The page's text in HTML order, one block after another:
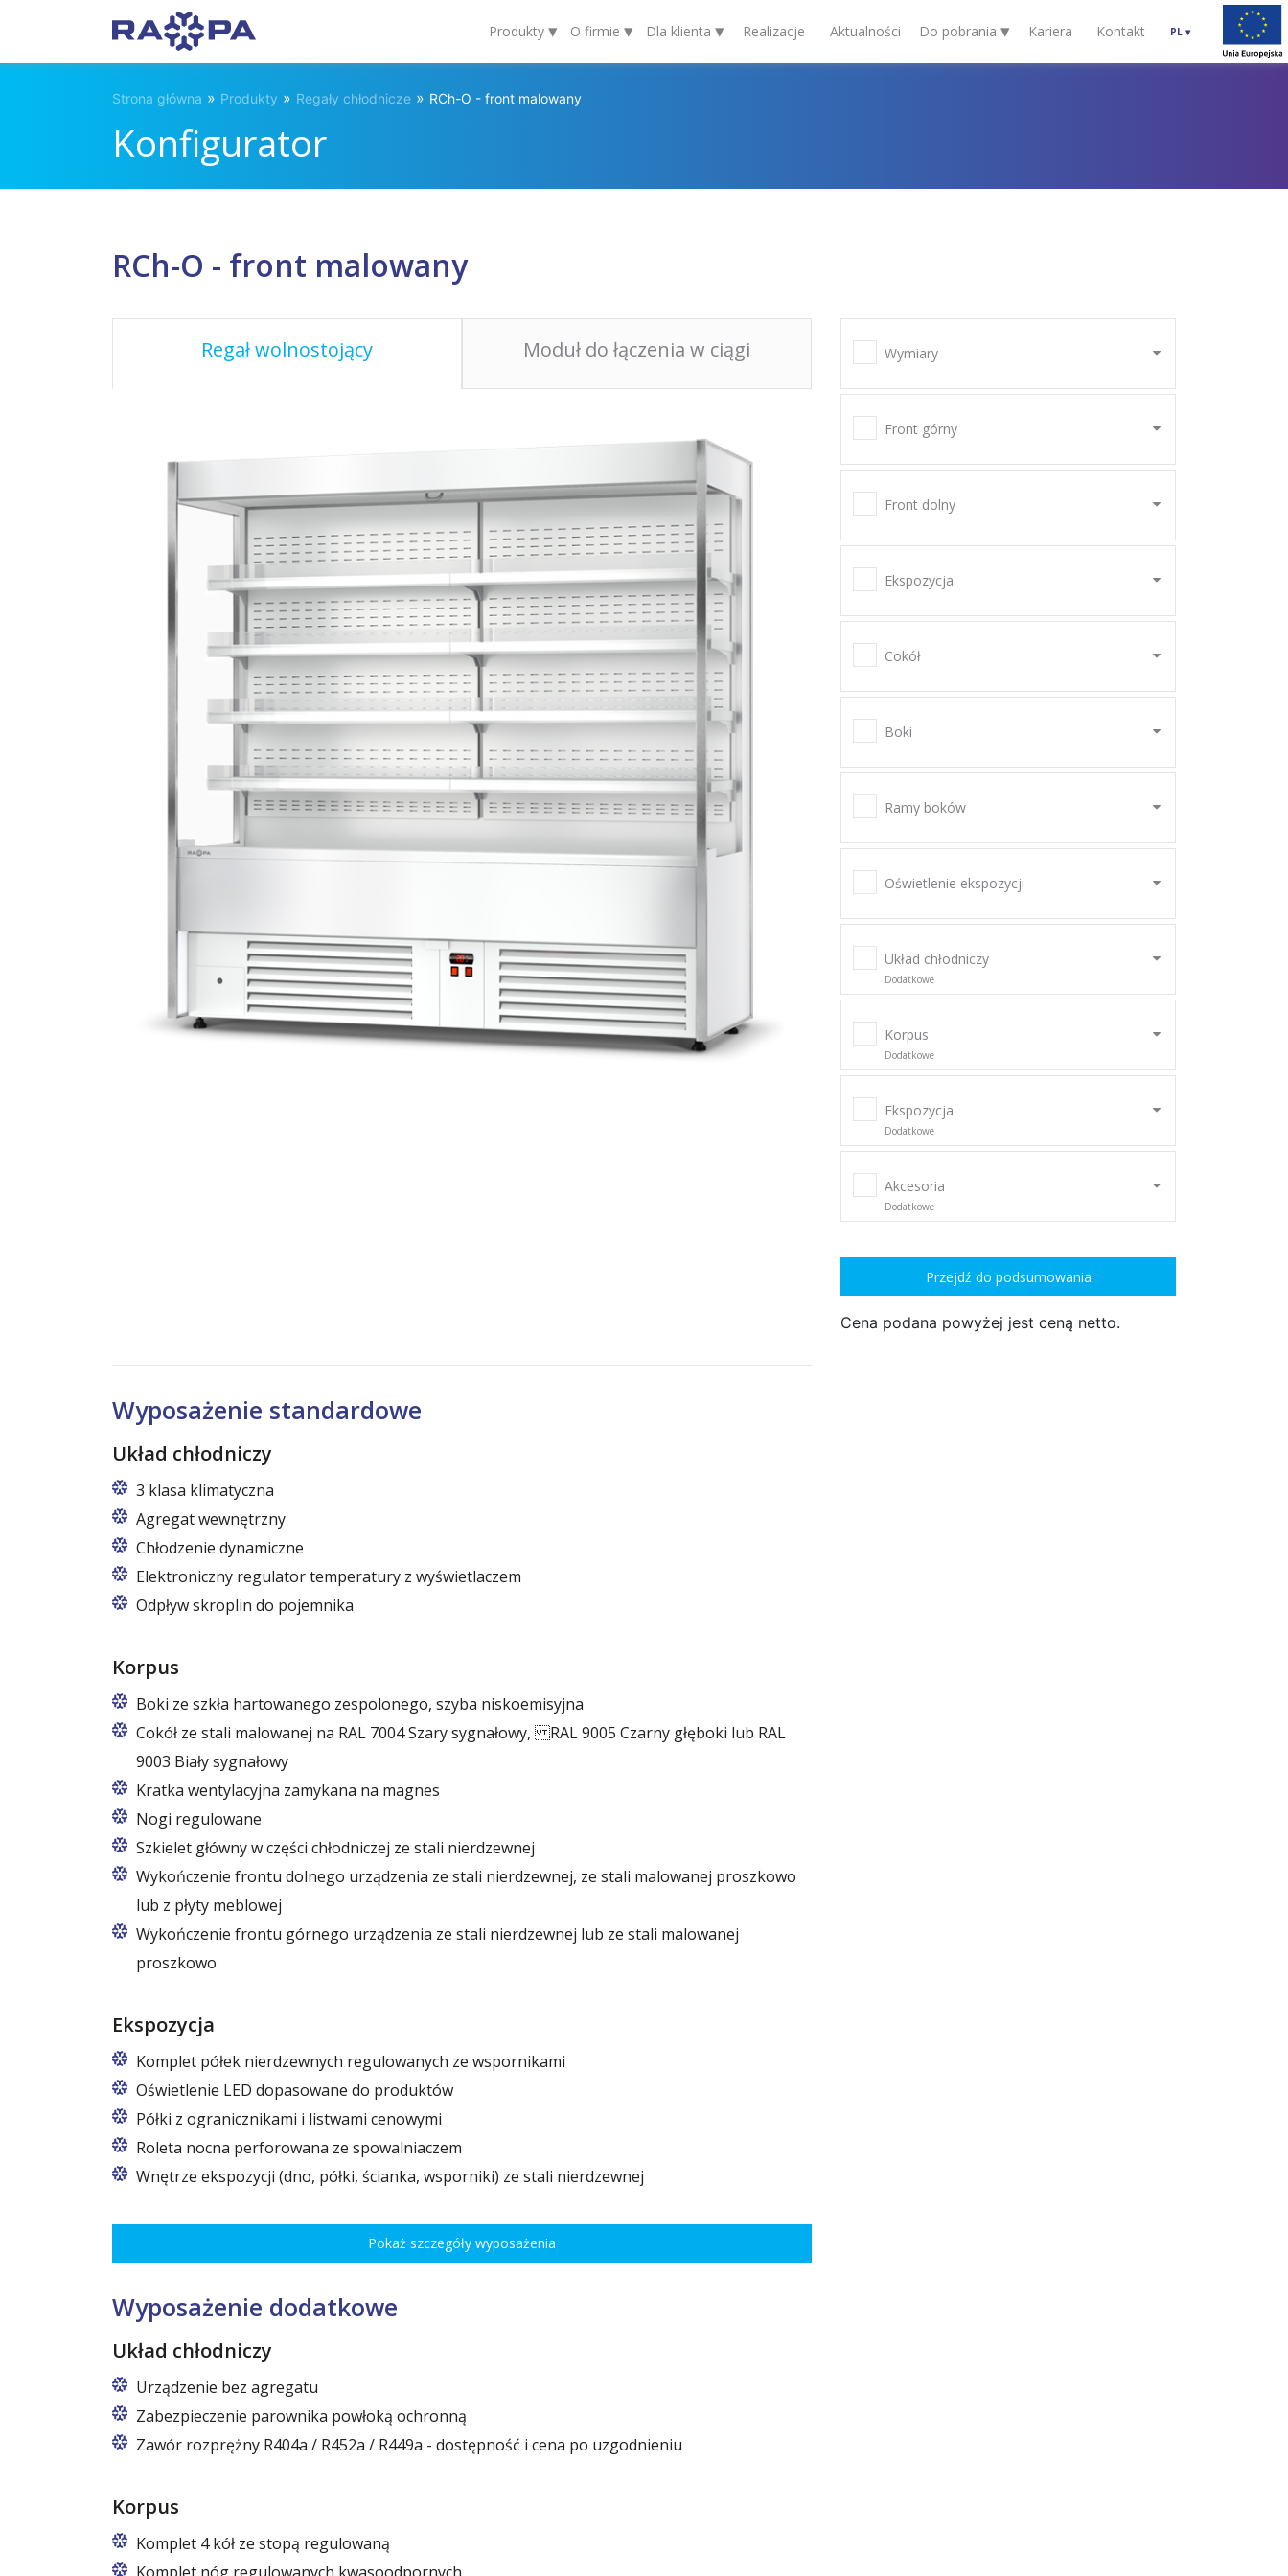
Produkty▾ O firmie▾ Dla klienta ▾ Realizacje Aktualności Do pobrania ▾ Kariera Kontakt PL ▾
Strona główna » Produkty » Regały chłodnicze » RCh-O - front malowany
Konfigurator
RCh-O - front malowany
Regał wolnostojący Moduł do łączenia w ciągi Wymiary
Front górny
Front dolny
Ekspozycja
Cokół
Boki
Ramy boków
Oświetlenie ekspozycji
Układ chłodniczy
Dodatkowe
Korpus
Dodatkowe
Ekspozycja
Dodatkowe
Akcesoria
Dodatkowe
Przejdź do podsumowania
Cena podana powyżej jest ceną netto.
Wyposażenie standardowe
Układ chłodniczy
3 klasa klimatyczna
Agregat wewnętrzny
Chłodzenie dynamiczne
Elektroniczny regulator temperatury z wyświetlaczem
Odpływ skroplin do pojemnika
Korpus
Boki ze szkła hartowanego zespolonego, szyba niskoemisyjna
Cokół ze stali malowanej na RAL 7004 Szary sygnałowy, RAL 9005 Czarny głęboki lub RAL
9003 Biały sygnałowy
Kratka wentylacyjna zamykana na magnes
Nogi regulowane
Szkielet główny w części chłodniczej ze stali nierdzewnej
Wykończenie frontu dolnego urządzenia ze stali nierdzewnej, ze stali malowanej proszkowo
lub z płyty meblowej
Wykończenie frontu górnego urządzenia ze stali nierdzewnej lub ze stali malowanej
proszkowo
Ekspozycja
Komplet półek nierdzewnych regulowanych ze wspornikami
Oświetlenie LED dopasowane do produktów
Półki z ogranicznikami i listwami cenowymi
Roleta nocna perforowana ze spowalniaczem
Wnętrze ekspozycji (dno, półki, ścianka, wsporniki) ze stali nierdzewnej
Pokaż szczegóły wyposażenia
Wyposażenie dodatkowe
Układ chłodniczy
Urządzenie bez agregatu
Zabezpieczenie parownika powłoką ochronną
Zawór rozprężny R404a / R452a / R449a - dostępność i cena po uzgodnieniu
Korpus
Komplet 4 kół ze stopą regulowaną